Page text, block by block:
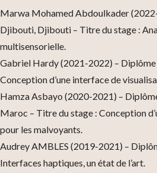
Marwa Mohamed Abdoulkader
Djibouti, Djibouti – Titre du stage :
multisensorielle.
Gabriel Hardy (2021-2022) – Diplôme
Conception d’une interface de
Hamza Asbayo (2020-2021) –
Maroc – Titre du stage : Conception
pour les malvoyants.
Audrey AMBLES (2019-2021) –
Interfaces haptiques, un état de l’art.